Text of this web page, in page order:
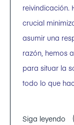
reivindicación.
crucial
asumir una
razón, hemos
para situar la
todo lo que
Siga leyendo